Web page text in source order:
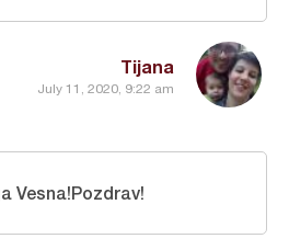
Tijana
July 11, 2020, 9:22 am
Vesna!Pozdrav!